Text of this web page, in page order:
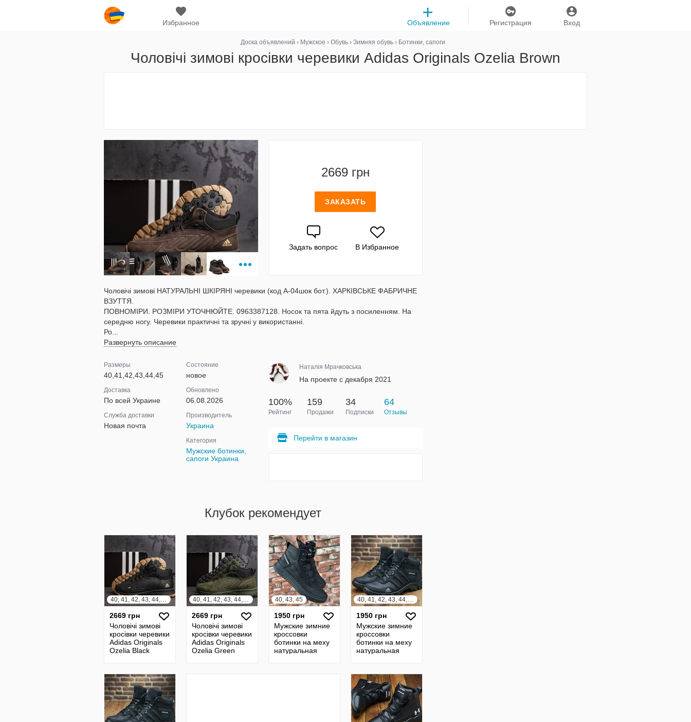
Избранное Вход
Регистрация
Объявление
Доска объявлений › Мужское › Обувь › Зимняя обувь › Ботинки, сапоги
Чоловічі зимові кросівки черевики Adidas Originals Ozelia Brown
2669 грн
ЗАКАЗАТЬ
Задать вопрос В Избранное
Чоловічі зимові НАТУРАЛЬНІ ШКІРЯНІ черевики (код А-04шок бот.). ХАРКІВСЬКЕ ФАБРИЧНЕ
ВЗУТТЯ.
ПОВНОМІРИ. РОЗМІРИ УТОЧНЮЙТЕ. 0963387128. Носок та пята йдуть з посиленням. На
середню ногу. Черевики практичні та зручні у використанні.
Ро...
Развернуть описание
Размеры
40,41,42,43,44,45
Доставка
По всей Украине
Служба доставки
Новая почта
Состояние
новое
Обновлено
06.08.2026
Производитель
Украина
Категория
Мужские ботинки,
сапоги Украина
Наталія Мрачковська
На проекте с декабря 2021
100%
Рейтинг
159
Продажи
34
Подписки
64
Отзывы
Перейти в магазин
Клубок рекомендует
40, 41, 42, 43, 44, 45
2669 грн
Чоловічі зимові
кросівки черевики
Adidas Originals
Ozelia Black
40, 41, 42, 43, 44, 45
2669 грн
Чоловічі зимові
кросівки черевики
Adidas Originals
Ozelia Green
40, 43, 45
1950 грн
Мужские зимние
кроссовки
ботинки на меху
натуральная
40, 41, 42, 43, 44, 45
1950 грн
Мужские зимние
кроссовки
ботинки на меху
натуральная
черевики Adidas